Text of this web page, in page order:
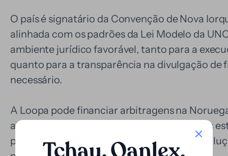
O país é signatário da Convenção de Nova
alinhada com os padrões da Lei Modelo da
ambiente jurídico favorável, tanto para a
quanto para a transparência na divulgação
necessário.
A Loopa pode financiar arbitragens na
arbitrais, perícias, traduções e outros custos
partes a acessarem esse mecanismo de